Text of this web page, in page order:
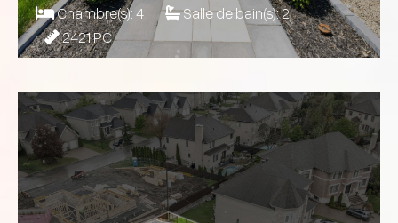
Chambre(s):4 Salle de bain(s):2
2421 PC